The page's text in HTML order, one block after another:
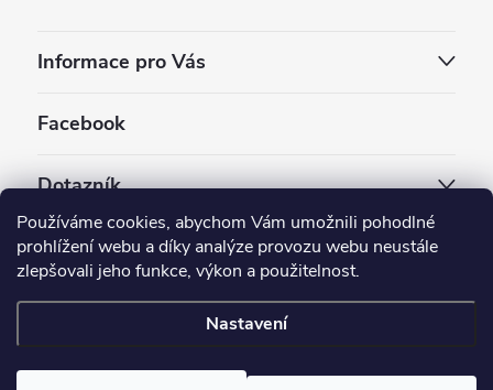
Používáme cookies, abychom Vám umožnili pohodlné
prohlížení webu a díky analýze provozu webu neustále
zlepšovali jeho funkce, výkon a použitelnost.
Nastavení
Informace pro Vás
Facebook
Dotazník
Jaký styl vapování vám vyhovuje ?
Upravit nastavení cookies